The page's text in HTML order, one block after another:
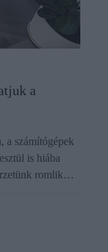
a
a számítógépek
is hiába
romlik…